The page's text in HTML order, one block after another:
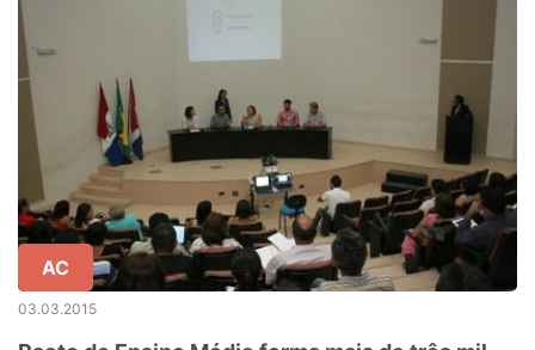
AC
03.03.2015